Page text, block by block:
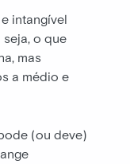
intangível
o que
mas
a médio e
(ou deve)